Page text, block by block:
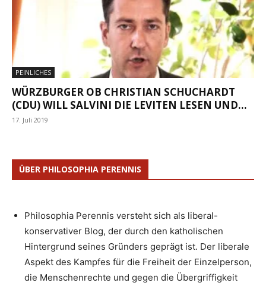
PEINLICHES
WÜRZBURGER OB CHRISTIAN SCHUCHARDT
(CDU) WILL SALVINI DIE LEVITEN LESEN UND...
17. Juli 2019
ÜBER PHILOSOPHIA PERENNIS
Philosophia Perennis versteht sich als liberal-
konservativer Blog, der durch den katholischen
Hintergrund seines Gründers geprägt ist. Der liberale
Aspekt des Kampfes für die Freiheit der Einzelperson,
die Menschenrechte und gegen die Übergriffigkeit